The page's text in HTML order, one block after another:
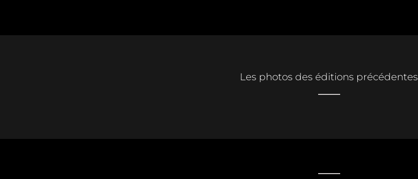
Les photos des éditions précédentes